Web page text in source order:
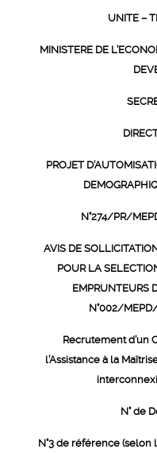
UNITE –
MINISTERE DE
PROJET
N°274/PR/
AVIS DE
POUR LA
EMPRUNTEURS
N°002/
Recrutement d’un
l’Assistance à la
N° de
N°3 de référence (selon